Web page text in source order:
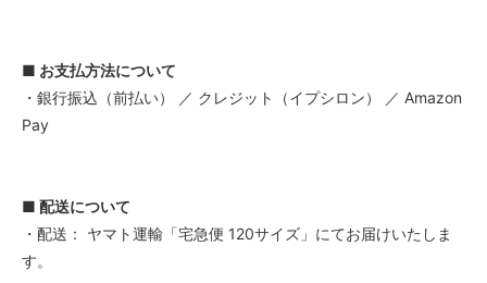
■ お支払方法について
・銀行振込（前払い） ／ クレジット（イプシロン） ／ Amazon
Pay
■ 配送について
・配送： ヤマト運輸「宅急便 120サイズ」にてお届けいたしま
す。